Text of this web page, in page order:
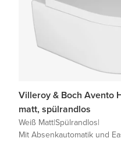
Villeroy & Boch Avento
matt, spülrandlos
Weiß Matt|Spülrandlos|
Mit Absenkautomatik und